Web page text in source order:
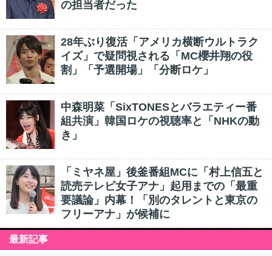
の担当者だった
28年ぶり復活「アメリカ横断ウルトラク
イズ」で疑問視される「MC櫻井翔の役
割」「予選開場」「分断ロケ」
中森明菜「SixTONESとバラエティー番
組共演」韓国ロケの視聴率と「NHKの動
き」
「ミヤネ屋」後釜番組MCに「村上信五と
読売テレビ女子アナ」起用までの「最重
要議論」内幕！「別のタレントと東京の
フリーアナ」が候補に
最新記事